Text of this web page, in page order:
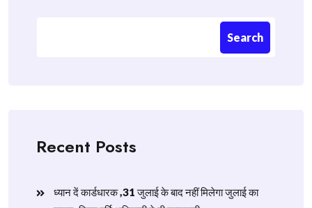
Search
Recent Posts
ध्यान दें कार्डधारक ,31 जुलाई के बाद नहीं मिलेगा जुलाई का